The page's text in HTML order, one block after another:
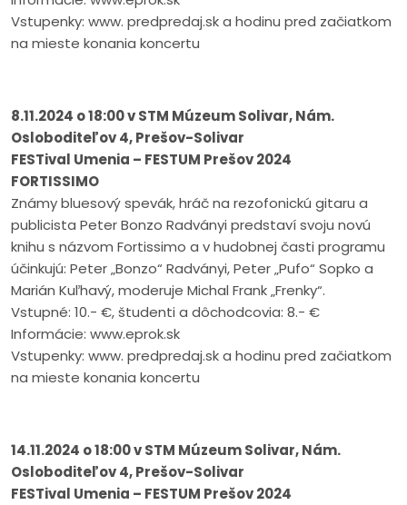
Vstupenky: www. predpredaj.sk a hodinu pred začiatkom
na mieste konania koncertu
8.11.2024 o 18:00 v STM Múzeum Solivar, Nám.
Osloboditeľov 4, Prešov-Solivar
FESTival Umenia – FESTUM Prešov 2024
FORTISSIMO
Známy bluesový spevák, hráč na rezofonickú gitaru a
publicista Peter Bonzo Radványi predstaví svoju novú
knihu s názvom Fortissimo a v hudobnej časti programu
účinkujú: Peter „Bonzo“ Radványi, Peter „Pufo“ Sopko a
Marián Kuľhavý, moderuje Michal Frank „Frenky“.
Vstupné: 10.- €, študenti a dôchodcovia: 8.- €
Informácie: www.eprok.sk
Vstupenky: www. predpredaj.sk a hodinu pred začiatkom
na mieste konania koncertu
14.11.2024 o 18:00 v STM Múzeum Solivar, Nám.
Osloboditeľov 4, Prešov-Solivar
FESTival Umenia – FESTUM Prešov 2024